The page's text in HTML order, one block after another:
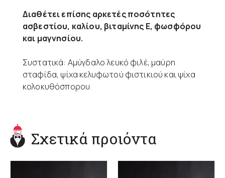
Διαθέτει επίσης αρκετές ποσότητες
ασβεστίου, καλίου, βιταμίνης Ε, φωσφόρου
και μαγνησίου.
Συστατικά: Αμύγδαλο λευκό φιλέ, μαύρη
σταφίδα, ψίχα κελυφωτού φιστικιού και ψίχα
κολοκυθόσπορου.
Σχετικά προιόντα